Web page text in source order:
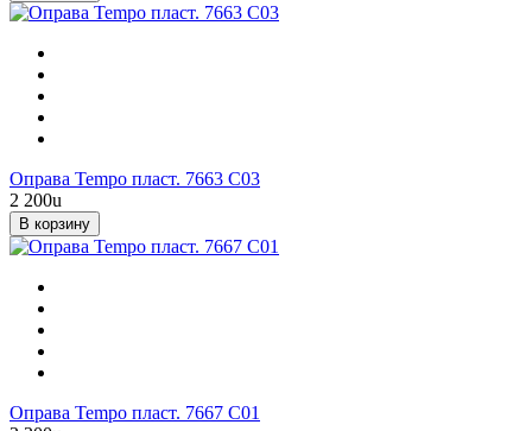
Оправа Tempo пласт. 7663 С03
2 200u
В корзину
Оправа Tempo пласт. 7667 С01